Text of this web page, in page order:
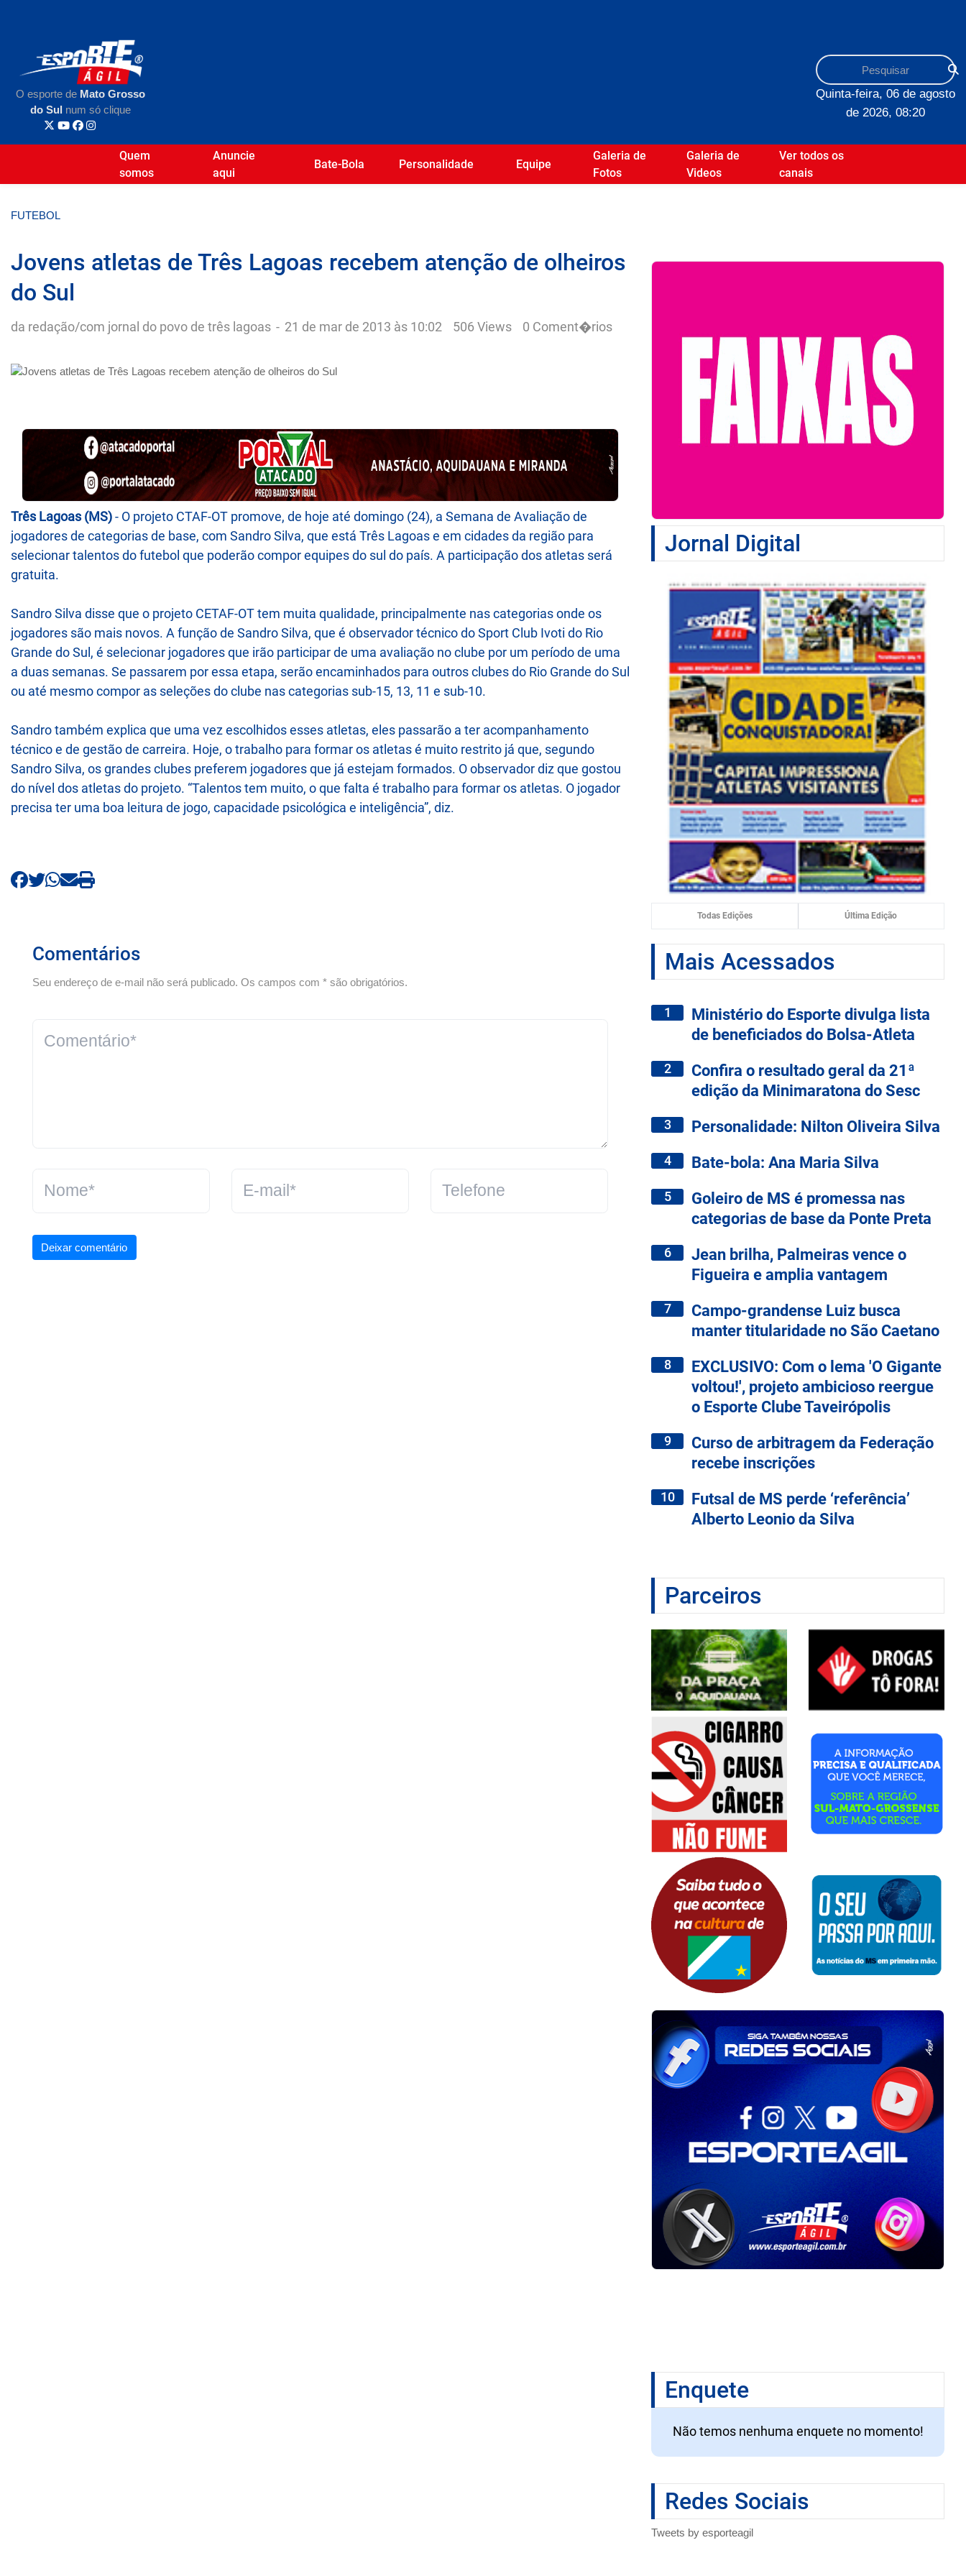
O esporte de Mato Grosso
do Sul num só clique
Quinta-feira, 06 de agosto
de 2026, 08:20
Quem
somos
Anuncie
aqui
Bate-Bola Personalidade Equipe
Galeria de
Fotos
Galeria de
Videos
Ver todos os
canais
FUTEBOL
Jovens atletas de Três Lagoas recebem atenção de olheiros
do Sul
da redação/com jornal do povo de três lagoas - 21 de mar de 2013 às 10:02 506 Views 0 Coment�rios
Três Lagoas (MS)- O projeto CTAF-OT promove, de hoje até domingo (24), a Semana de Avaliação de
jogadores de categorias de base, com Sandro Silva, que está Três Lagoas e em cidades da região para
selecionar talentos do futebol que poderão compor equipes do sul do país. A participação dos atletas será
gratuita.
Sandro Silva disse que o projeto CETAF-OT tem muita qualidade, principalmente nas categorias onde os
jogadores são mais novos. A função de Sandro Silva, que é observador técnico do Sport Club Ivoti do Rio
Grande do Sul, é selecionar jogadores que irão participar de uma avaliação no clube por um período de uma
a duas semanas. Se passarem por essa etapa, serão encaminhados para outros clubes do Rio Grande do Sul
ou até mesmo compor as seleções do clube nas categorias sub-15, 13, 11 e sub-10.
Sandro também explica que uma vez escolhidos esses atletas, eles passarão a ter acompanhamento
técnico e de gestão de carreira. Hoje, o trabalho para formar os atletas é muito restrito já que, segundo
Sandro Silva, os grandes clubes preferem jogadores que já estejam formados. O observador diz que gostou
do nível dos atletas do projeto. “Talentos tem muito, o que falta é trabalho para formar os atletas. O jogador
precisa ter uma boa leitura de jogo, capacidade psicológica e inteligência”, diz.
Comentários
Seu endereço de e-mail não será publicado. Os campos com * são obrigatórios.
Deixar comentário
Jornal Digital
Todas Edições Última Edição
Mais Acessados
1
Ministério do Esporte divulga lista
de beneficiados do Bolsa-Atleta
2
Confira o resultado geral da 21ª
edição da Minimaratona do Sesc
3 Personalidade: Nilton Oliveira Silva
4 Bate-bola: Ana Maria Silva
5
Goleiro de MS é promessa nas
categorias de base da Ponte Preta
6
Jean brilha, Palmeiras vence o
Figueira e amplia vantagem
7
Campo-grandense Luiz busca
manter titularidade no São Caetano
8
EXCLUSIVO: Com o lema 'O Gigante
voltou!', projeto ambicioso reergue
o Esporte Clube Taveirópolis
9
Curso de arbitragem da Federação
recebe inscrições
10
Futsal de MS perde ‘referência’
Alberto Leonio da Silva
Parceiros
Enquete
Não temos nenhuma enquete no momento!
Redes Sociais
Tweets by esporteagil